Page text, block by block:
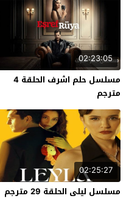
02:23:05
مسلسل حلم اشرف الحلقة 4
مترجم
02:25:27
مسلسل ليلى الحلقة 29 مترجم